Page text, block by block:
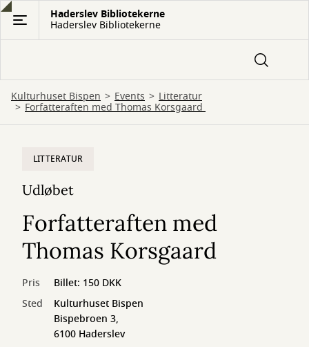
Gå
hovedindhold
Haderslev Bibliotekerne
Haderslev Bibliotekerne
Kulturhuset Bispen Events Litteratur
Forfatteraften med Thomas Korsgaard
LITTERATUR
Udløbet
Forfatteraften med
Thomas Korsgaard
Pris
Billet: 150 DKK
Sted
Kulturhuset Bispen
Bispebroen 3,
6100 Haderslev